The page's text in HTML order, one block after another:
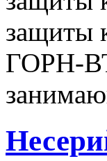
защиты
ГОРН-